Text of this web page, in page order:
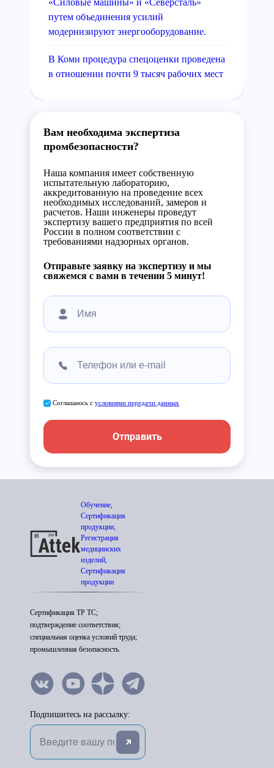
«Силовые машины» и «Северсталь»
путем объединения усилий
модернизируют энергооборудование.
В Коми процедура спецоценки проведена
в отношении почти 9 тысяч рабочих мест
Вам необходима экспертиза
промбезопасности?
Наша компания имеет собственную
испытательную лабораторию,
аккредитованную на проведение всех
необходимых исследований, замеров и
расчетов. Наши инженеры проведут
экспертизу вашего предприятия по всей
России в полном соответствии с
требованиями надзорных органов.
Отправьте заявку на экспертизу и мы
свяжемся с вами в течении 5 минут!
Соглашаюсь с условиями передачи данных
Отправить
Обучение,
Сертификация
продукции,
Регистрация
медицинских
изделий,
Сертификация
продукции
Сертификация ТР ТС;
подтверждение соответствия;
специальная оценка условий труда;
промышленная безопасность.
Подпишитесь на рассылку: